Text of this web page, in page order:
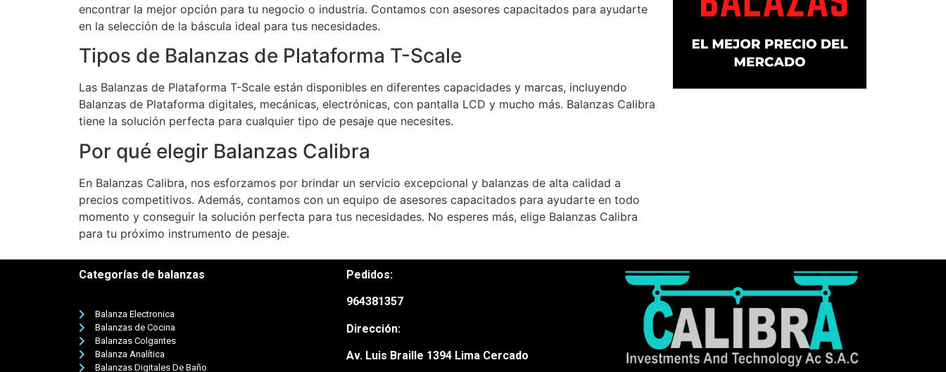
encontrar la mejor opción para tu negocio o industria. Contamos con asesores capacitados para ayudarte
en la selección de la báscula ideal para tus necesidades.
Tipos de Balanzas de Plataforma T-Scale
Las Balanzas de Plataforma T-Scale están disponibles en diferentes capacidades y marcas, incluyendo
Balanzas de Plataforma digitales, mecánicas, electrónicas, con pantalla LCD y mucho más. Balanzas Calibra
tiene la solución perfecta para cualquier tipo de pesaje que necesites.
Por qué elegir Balanzas Calibra
En Balanzas Calibra, nos esforzamos por brindar un servicio excepcional y balanzas de alta calidad a
precios competitivos. Además, contamos con un equipo de asesores capacitados para ayudarte en todo
momento y conseguir la solución perfecta para tus necesidades. No esperes más, elige Balanzas Calibra
para tu próximo instrumento de pesaje.
Categorías de balanzas
Balanza Electronica
Balanzas de Cocina
Balanzas Colgantes
Balanza Analítica
Balanzas Digitales De Baño
Pedidos:
964381357
Dirección:
Av. Luis Braille 1394 Lima Cercado